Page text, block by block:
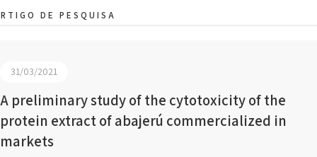
DE PESQUISA
31/03/2021
A preliminary study of the cytotoxicity of the
protein extract of abajerú commercialized in
markets